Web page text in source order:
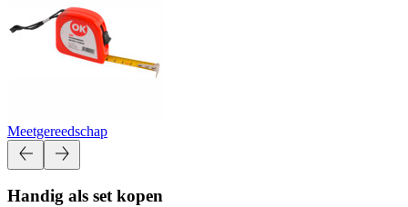
Meetgereedschap
Handig als set kopen